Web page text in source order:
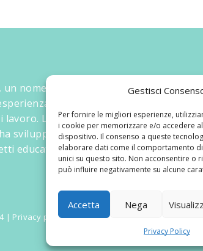
Gestisci
Per fornire le migliori esperienze,
i cookie per memorizzare e/o accedere
dispositivo. Il consenso a queste
elaborare dati come il comportamento
unici su questo sito. Non acconsentire o
può influire negativamente su alcune
Accetta Nega
Privacy Policy
, un nome ed un progetto che nasce prima
maturata sul campo dal suo
lavoro. La didattica rivolta al bambino
sviluppato tematiche mirate,
educativi.
| Privacy policy